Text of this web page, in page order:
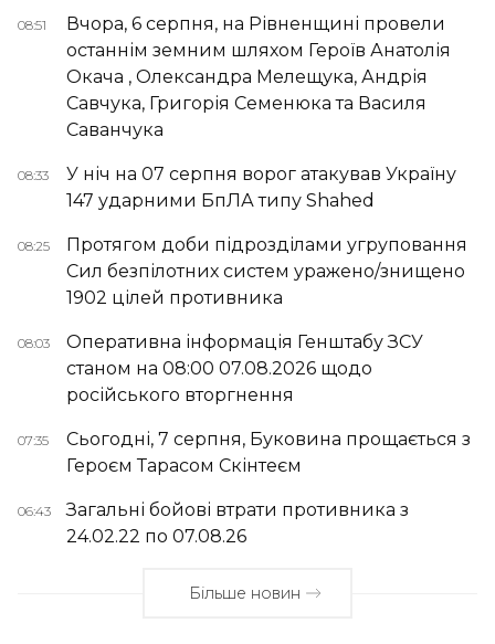
08:51
Вчора, 6 серпня, на Рівненщині провели
останнім земним шляхом Героїв Анатолія
Окача , Олександра Мелещука, Андрія
Савчука, Григорія Семенюка та Василя
Саванчука
08:33
У ніч на 07 серпня ворог атакував Україну
147 ударними БпЛА типу Shahed
08:25
Протягом доби підрозділами угруповання
Сил безпілотних систем уражено/знищено
1902 цілей противника
08:03
Оперативна інформація Генштабу ЗСУ
станом на 08:00 07.08.2026 щодо
російського вторгнення
07:35
Сьогодні, 7 серпня, Буковина прощається з
Героєм Тарасом Скінтеєм
06:43
Загальні бойові втрати противника з
24.02.22 по 07.08.26
Більше новин